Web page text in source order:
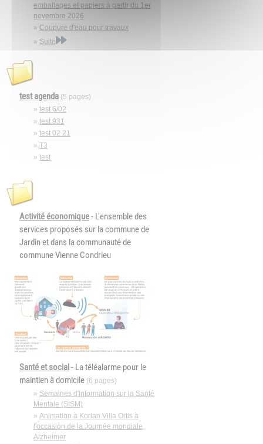
emballages et papiers à partir du 1er
novembre 2026
» Coupure d'eau pour travaux
» Suite
test agenda (5 pages)
» test 6/02
» test 931
» test 02 21
» T3
» test
Activité économique- L'ensemble des
services proposés sur la commune de
Jardin et dans la communauté de
commune Vienne Condrieu
Santé et social- La téléalarme pour le
maintien à domicile (6 pages)
» Semaines d'Information sur la Santé
Mentale (SISM)
» Animation à Korian Villa Ortis à
l'occasion de la Journée mondiale
Alzheimer